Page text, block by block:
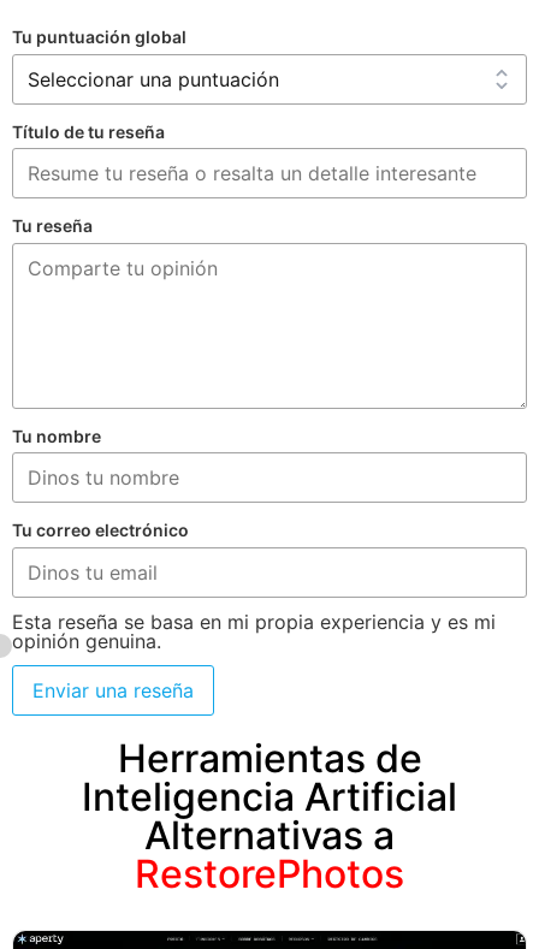
Tu puntuación global
Título de tu reseña
Tu reseña
Tu nombre
Tu correo electrónico
Esta reseña se basa en mi propia experiencia y es mi
opinión genuina.
Enviar una reseña
Herramientas de
Inteligencia Artificial
Alternativas a
RestorePhotos